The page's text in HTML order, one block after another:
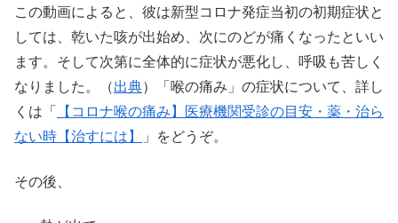
この動画によると、彼は新型コロナ発症当初の初期症状と
しては、乾いた咳が出始め、次にのどが痛くなったといい
ます。そして次第に全体的に症状が悪化し、呼吸も苦しく
なりました。（出典）「喉の痛み」の症状について、詳し
くは「
【コロナ喉の痛み】医療機関受診の目安・薬・治ら
ない時【治すには】
」をどうぞ。
その後、